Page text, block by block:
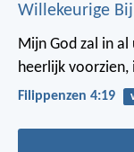
Willekeurige
Mijn God zal in
heerlijk voorzien,
Filippenzen 4:19